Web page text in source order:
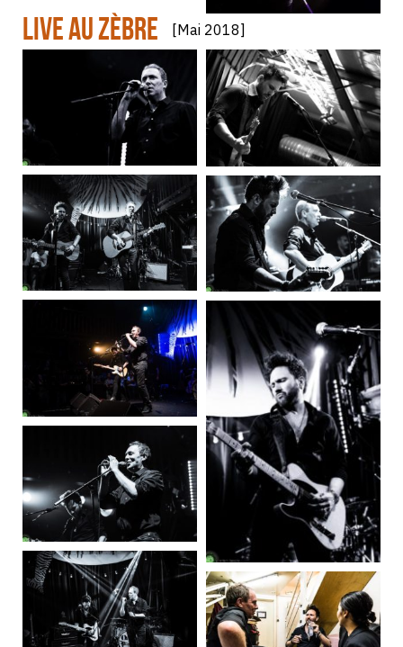
LIVE au Zèbre [Mai 2018]